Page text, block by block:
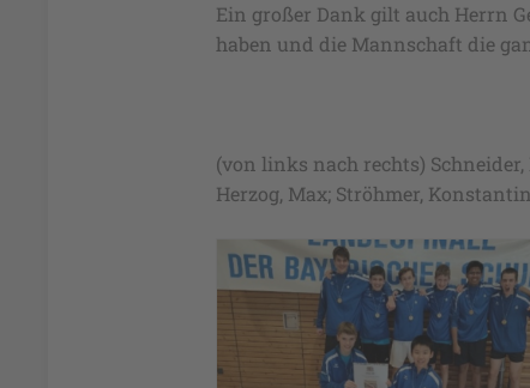
Ein großer Dank gilt auch Herrn
haben und die Mannschaft die
(von links nach rechts) Schneider,
Herzog, Max; Ströhmer,